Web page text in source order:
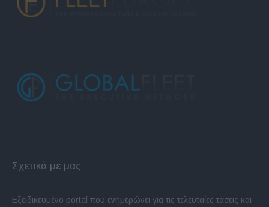
Σχετικά με μας
Εξειδικευμένο portal που ενημερώνει για τις τελευταίες τάσεις και